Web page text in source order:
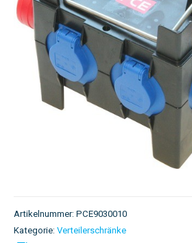
Artikelnummer: PCE9030010
Kategorie: Verteilerschränke